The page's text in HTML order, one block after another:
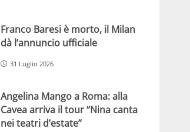
Franco Baresi è morto, il Milan
dà l’annuncio ufficiale
31 Luglio 2026
Angelina Mango a Roma: alla
Cavea arriva il tour “Nina canta
nei teatri d’estate”